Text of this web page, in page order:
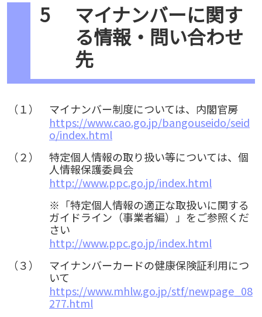
5
マイナンバーに関す
る情報・問い合わせ
先
（１）
マイナンバー制度については、内閣官房
https://www.cao.go.jp/bangouseido/seid
o/index.html
（２）
特定個人情報の取り扱い等については、個
人情報保護委員会
http://www.ppc.go.jp/index.html
※「特定個人情報の適正な取扱いに関する
ガイドライン（事業者編）」をご参照くだ
さい
http://www.ppc.go.jp/index.html
（３）
マイナンバーカードの健康保険証利用につ
いて
https://www.mhlw.go.jp/stf/newpage_08
277.html